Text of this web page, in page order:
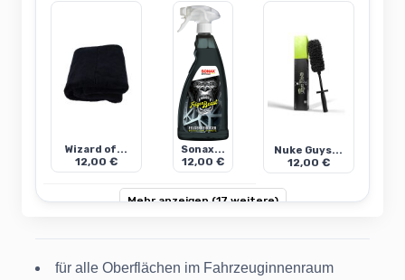
Wizard of...
12,00 €
Sonax...
12,00 €
Nuke Guys...
12,00 €
Mehr anzeigen (17 weitere)
für alle Oberflächen im Fahrzeuginnenraum